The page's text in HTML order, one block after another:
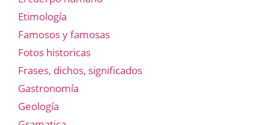
Etimología
Famosos y famosas
Fotos historicas
Frases, dichos, significados
Gastronomía
Geología